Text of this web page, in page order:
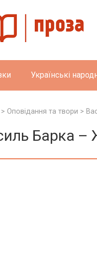
Українські
> Оповідання та твори >
Барка –